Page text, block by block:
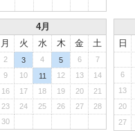
4月
月 火 水 木 金 土
2 3 4 5 6
7
9 10 11 12 13
14
16 17 18 19 20
21
23 24 25 26 27
28
30
日
6
13
20
27